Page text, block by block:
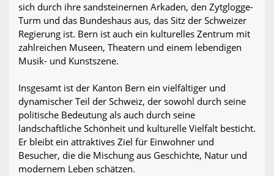
sich durch ihre sandsteinernen Arkaden, den Zytglogge-
Turm und das Bundeshaus aus, das Sitz der Schweizer
Regierung ist. Bern ist auch ein kulturelles Zentrum mit
zahlreichen Museen, Theatern und einem lebendigen
Musik- und Kunstszene.
Insgesamt ist der Kanton Bern ein vielfältiger und
dynamischer Teil der Schweiz, der sowohl durch seine
politische Bedeutung als auch durch seine
landschaftliche Schönheit und kulturelle Vielfalt besticht.
Er bleibt ein attraktives Ziel für Einwohner und
Besucher, die die Mischung aus Geschichte, Natur und
modernem Leben schätzen.